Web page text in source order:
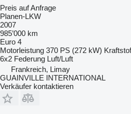
Preis auf Anfrage
Planen-LKW
2007
985’000 km
Euro 4
Motorleistung 370 PS (272 kW)
6x2 Federung Luft/Luft
Frankreich, Limay
GUAINVILLE INTERNATIONAL
Verkäufer kontaktieren